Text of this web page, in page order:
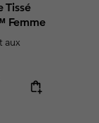
Tissé
Femme
aux
price: